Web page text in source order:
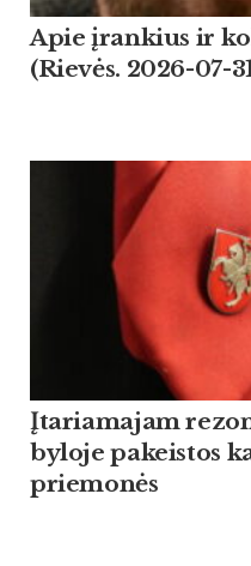
Apie įrankius ir
(Rievės. 2026-07-
Įtariamajam
byloje pakeistos
priemonės